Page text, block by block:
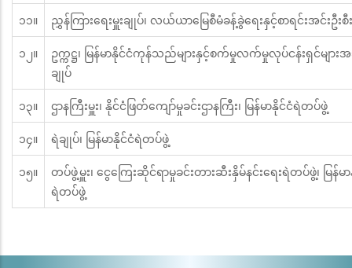
၁၁။ ညွှန်ကြားရေးမှူးချုပ်၊ လယ်ယာမြေစီမံခန့်ခွဲရေးနှင့်စာရင်းအင်းဦးစီ
၁၂။
ဥက္ကဋ္ဌ၊ မြန်မာနိုင်ငံကုန်သည်များနှင့်စက်မှုလက်မှုလုပ်ငန်းရှင်များ
ချုပ်
၁၃။ ဌာနကြီးမှူး၊ နိုင်ငံဖြတ်ကျော်မှုခင်းဌာနကြီး၊ မြန်မာနိုင်ငံရဲတပ်ဖွဲ့
၁၄။ ရဲချုပ်၊ မြန်မာနိုင်ငံရဲတပ်ဖွဲ့
၁၅။
တပ်ဖွဲ့မှူး၊ ငွေကြေးဆိုင်ရာမှုခင်းတားဆီးနှိမ်နင်းရေးရဲတပ်ဖွဲ့၊ မြန်မ
ရဲတပ်ဖွဲ့